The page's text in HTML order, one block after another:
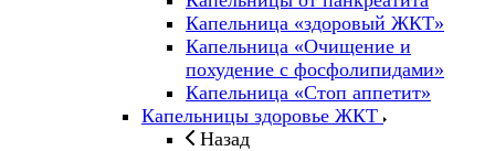
Капельница «здоровый ЖКТ»
Капельница «Очищение и
похудение с фосфолипидами»
Капельница «Стоп аппетит»
Капельницы здоровье ЖКТ
Назад